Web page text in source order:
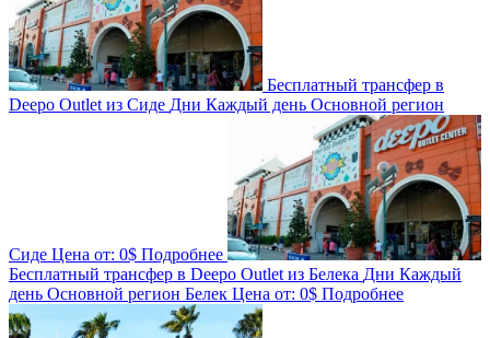
Бесплатный трансфер в
Deepo Outlet из Сиде Дни Каждый день Основной регион
Сиде Цена от: 0$ Подробнее
Бесплатный трансфер в Deepo Outlet из Белека Дни Каждый
день Основной регион Белек Цена от: 0$ Подробнее